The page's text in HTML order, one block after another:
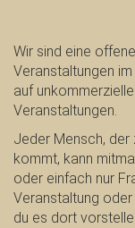
Wir sind eine
Veranstaltungen
auf
Veranstaltungen.
Jeder Mensch,
kommt, kann
oder einfach nur
Veranstaltung
du es dort